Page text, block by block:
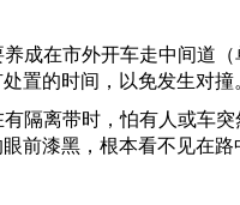
养成在市外开车走中间道
置的时间，以免发生对撞
有隔离带时，怕有人或车
前漆黑，根本看不见在路